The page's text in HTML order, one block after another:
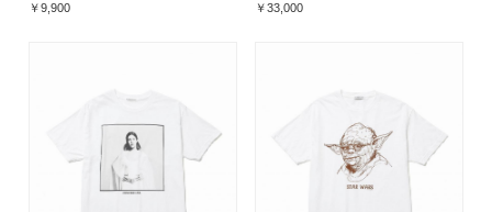
￥9,900
￥33,000